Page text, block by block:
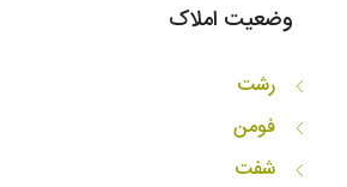
وضعیت املاک
رشت
فومن
شفت